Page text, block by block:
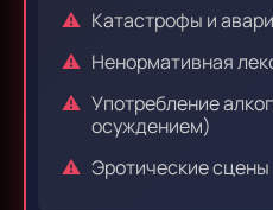
Катастрофы и
Ненормативная
Употребление
осуждением)
Эротические